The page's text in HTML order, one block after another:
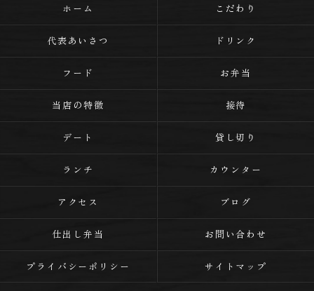
ホーム こだわり
代表あいさつ ドリンク
フード お弁当
当店の特徴 接待
デート 貸し切り
ランチ カウンター
アクセス ブログ
仕出し弁当 お問い合わせ
プライバシーポリシー サイトマップ